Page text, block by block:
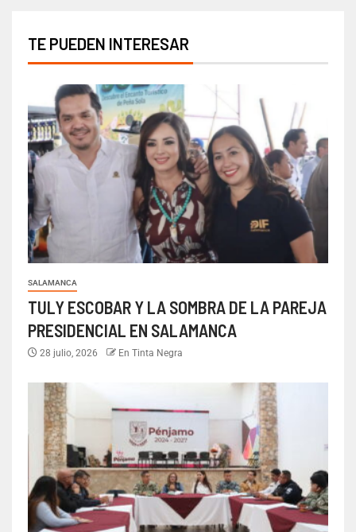
TE PUEDEN INTERESAR
SALAMANCA
TULY ESCOBAR Y LA SOMBRA DE LA PAREJA
PRESIDENCIAL EN SALAMANCA
28 julio, 2026 En Tinta Negra